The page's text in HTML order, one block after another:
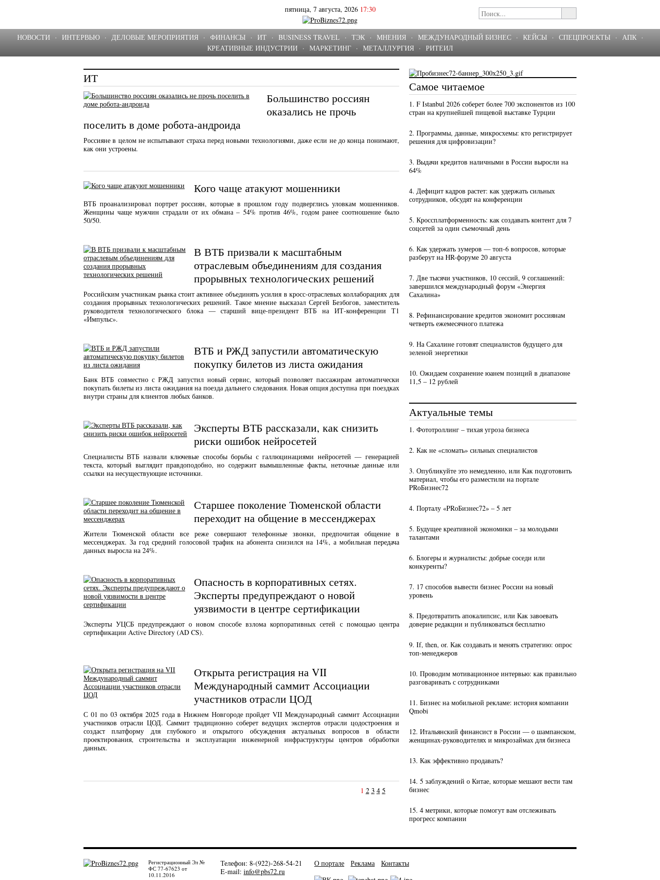
пятница, 7 августа, 2026 17:30
НОВОСТИ · ИНТЕРВЬЮ · ДЕЛОВЫЕ МЕРОПРИЯТИЯ · ФИНАНСЫ · ИТ · BUSINESS TRAVEL · ТЭК · МНЕНИЯ · МЕЖДУНАРОДНЫЙ БИЗНЕС · КЕЙСЫ · СПЕЦПРОЕКТЫ · АПК
·
КРЕАТИВНЫЕ ИНДУСТРИИ
· МАРКЕТИНГ · МЕТАЛЛУРГИЯ · РИТЕИЛ
ИТ
Большинство россиян
оказались не прочь
поселить в доме робота-андроида
Россияне в целом не испытывают страха перед новыми технологиями, даже если не до конца понимают,
как они устроены.
Кого чаще атакуют мошенники
ВТБ проанализировал портрет россиян, которые в прошлом году подверглись уловкам мошенников.
Женщины чаще мужчин страдали от их обмана – 54% против 46%, годом ранее соотношение было
50/50.
В ВТБ призвали к масштабным
отраслевым объединениям для создания
прорывных технологических решений
Российским участникам рынка стоит активнее объединять усилия в кросс-отраслевых коллаборациях для
создания прорывных технологических решений. Такое мнение высказал Сергей Безбогов, заместитель
руководителя технологического блока — старший вице-президент ВТБ на ИТ-конференции Т1
«Импульс».
ВТБ и РЖД запустили автоматическую
покупку билетов из листа ожидания
Банк ВТБ совместно с РЖД запустил новый сервис, который позволяет пассажирам автоматически
покупать билеты из листа ожидания на поезда дальнего следования. Новая опция доступна при поездках
внутри страны для клиентов любых банков.
Эксперты ВТБ рассказали, как снизить
риски ошибок нейросетей
Специалисты ВТБ назвали ключевые способы борьбы с галлюцинациями нейросетей — генерацией
текста, который выглядит правдоподобно, но содержит вымышленные факты, неточные данные или
ссылки на несуществующие источники.
Старшее поколение Тюменской области
переходит на общение в мессенджерах
Жители Тюменской области все реже совершают телефонные звонки, предпочитая общение в
мессенджерах. За год средний голосовой трафик на абонента снизился на 14%, а мобильная передача
данных выросла на 24%.
Опасность в корпоративных сетях.
Эксперты предупреждают о новой
уязвимости в центре сертификации
Эксперты УЦСБ предупреждают о новом способе взлома корпоративных сетей с помощью центра
сертификации Active Directory (AD CS).
Открыта регистрация на VII
Международный саммит Ассоциации
участников отрасли ЦОД
С 01 по 03 октября 2025 года в Нижнем Новгороде пройдет VII Международный саммит Ассоциации
участников отрасли ЦОД. Саммит традиционно соберет ведущих экспертов отрасли цодостроения и
создаст платформу для глубокого и открытого обсуждения актуальных вопросов в области
проектирования, строительства и эксплуатации инженерной инфраструктуры центров обработки
данных.
1 2 3 4 5
Самое читаемое
1. F Istanbul 2026 соберет более 700 экспонентов из 100
стран на крупнейшей пищевой выставке Турции
2. Программы, данные, микросхемы: кто регистрирует
решения для цифровизации?
3. Выдачи кредитов наличными в России выросли на
64%
4. Дефицит кадров растет: как удержать сильных
сотрудников, обсудят на конференции
5. Кроссплатформенность: как создавать контент для 7
соцсетей за один съемочный день
6. Как удержать зумеров — топ-6 вопросов, которые
разберут на HR-форуме 20 августа
7. Две тысячи участников, 10 сессий, 9 соглашений:
завершился международный форум «Энергия
Сахалина»
8. Рефинансирование кредитов экономит россиянам
четверть ежемесячного платежа
9. На Сахалине готовят специалистов будущего для
зеленой энергетики
10. Ожидаем сохранение юанем позиций в диапазоне
11,5 – 12 рублей
Актуальные темы
1. Фототроллинг – тихая угроза бизнеса
2. Как не «сломать» сильных специалистов
3. Опубликуйте это немедленно, или Как подготовить
материал, чтобы его разместили на портале
PRоБизнес72
4. Порталу «PRоБизнес72» – 5 лет
5. Будущее креативной экономики – за молодыми
талантами
6. Блогеры и журналисты: добрые соседи или
конкуренты?
7. 17 способов вывести бизнес России на новый
уровень
8. Предотвратить апокалипсис, или Как завоевать
доверие редакции и публиковаться бесплатно
9. If, then, or. Как создавать и менять стратегию: опрос
топ-менеджеров
10. Проводим мотивационное интервью: как правильно
разговаривать с сотрудниками
11. Бизнес на мобильной рекламе: история компании
Qmobi
12. Итальянский финансист в России — о шампанском,
женщинах-руководителях и микрозаймах для бизнеса
13. Как эффективно продавать?
14. 5 заблуждений о Китае, которые мешают вести там
бизнес
15. 4 метрики, которые помогут вам отслеживать
прогресс компании
Регистрационный Эл №
ФС 77-67623 от
10.11.2016
Телефон: 8-(922)-268-54-21
E-mail: info@pbs72.ru
О портале Реклама Контакты